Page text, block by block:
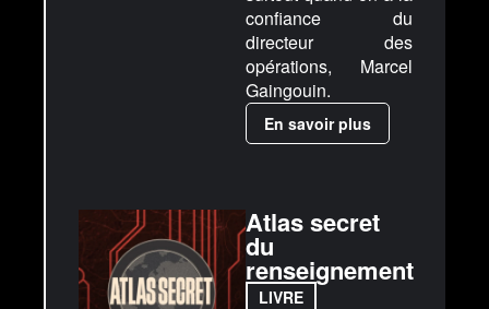
confiance du
directeur des
opérations, Marcel
Gaingouin.
En savoir plus
Atlas secret
du
renseignement
LIVRE